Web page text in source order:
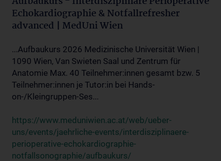
Echokardiographie & Notfallrefresher
advanced | MedUni Wien
...Aufbaukurs 2026 Medizinische Universität Wien |
1090 Wien, Van Swieten Saal und Zentrum für
Anatomie Max. 40 Teilnehmer:innen gesamt bzw. 5
Teilnehmer:innen je Tutor:in bei Hands-
on-/Kleingruppen-Ses...
https://www.meduniwien.ac.at/web/ueber-
uns/events/jaehrliche-events/interdisziplinaere-
perioperative-echokardiographie-
notfallsonographie/aufbaukurs/